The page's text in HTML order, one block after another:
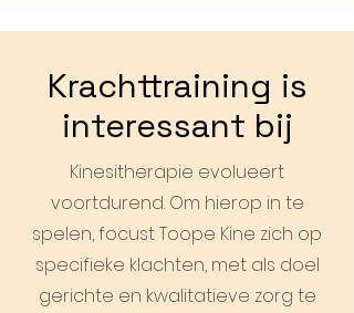
Krachttraining is
interessant bij
Kinesitherapie evolueert
voortdurend. Om hierop in te
spelen, focust Toope Kine zich op
specifieke klachten, met als doel
gerichte en kwalitatieve zorg te